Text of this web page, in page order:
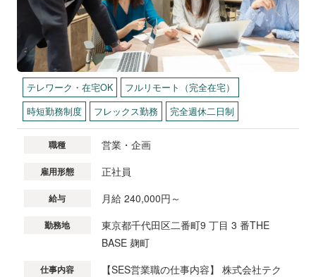
テレワーク・在宅OK
フルリモート（完全在宅）
時短勤務制度
フレックス勤務 完全週休二日制
職種 営業・企画
雇用形態 正社員
給与 月給 240,000円～
勤務地
東京都千代田区二番町9 丁目 3 番THE
BASE 麹町
仕事内容
【SES営業職の仕事内容】 株式会社テク